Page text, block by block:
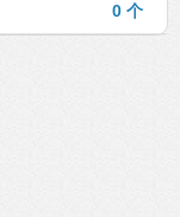
0 个